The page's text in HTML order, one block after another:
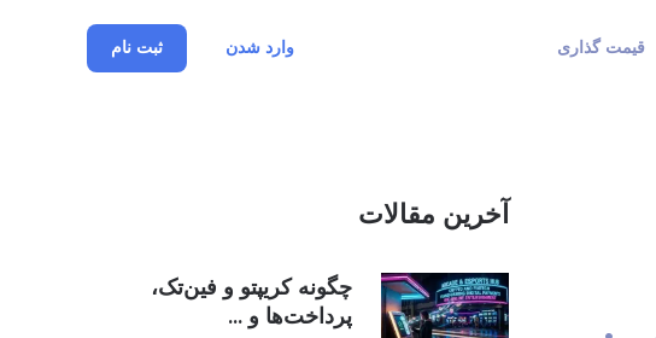
قیمت گذاری وارد شدن ثبت نام
آخرین مقالات
چگونه کریپتو و فین‌تک،
پرداخت‌ها و ...